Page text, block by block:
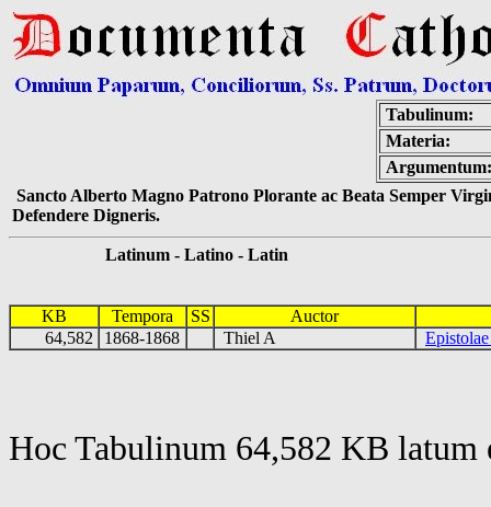
Tabulinum:
Materia:
Argumentum:
Sancto Alberto Magno Patrono Plorante ac Beata Semper
Defendere Digneris.
Latinum - Latino - Latin
KB Tempora SS
Auctor
64,582
1868-1868 Thiel A
Hoc Tabulinum 64,582 KB latum